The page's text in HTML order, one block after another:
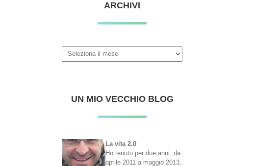
ARCHIVI
Archivi
UN MIO VECCHIO BLOG
La vita 2.0
Ho tenuto per due anni, da
aprile 2011 a maggio 2013,